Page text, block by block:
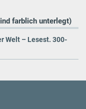
farblich unterlegt)
Welt – Lesest. 300-